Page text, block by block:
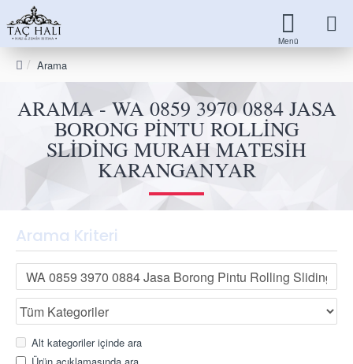
Arama
ARAMA - WA 0859 3970 0884 JASA
BORONG PINTU ROLLING
SLIDING MURAH MATESIH
KARANGANYAR
Arama Kriteri
Alt kategoriler içinde ara